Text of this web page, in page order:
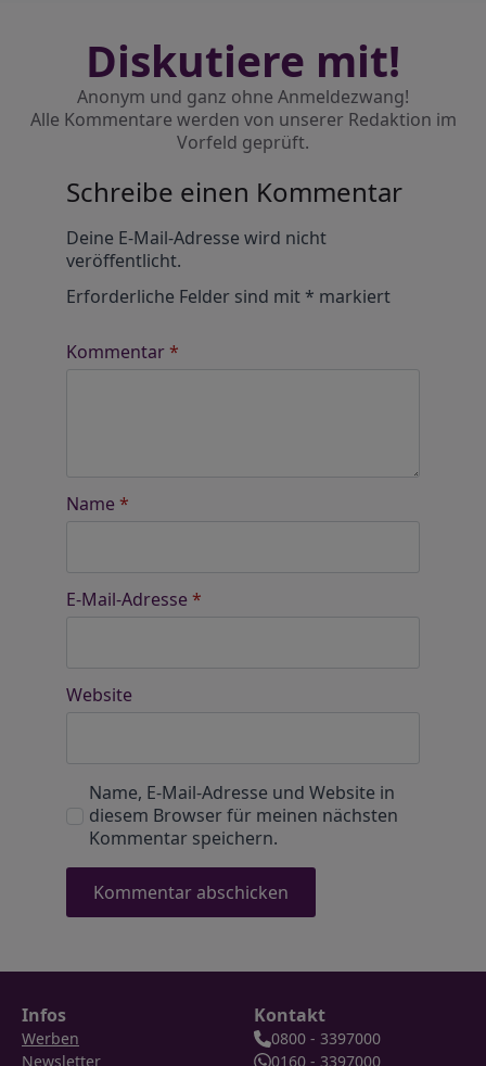
Diskutiere mit!
Anonym und ganz ohne Anmeldezwang!
Alle Kommentare werden von unserer Redaktion im
Vorfeld geprüft.
Schreibe einen Kommentar
Deine E-Mail-Adresse wird nicht
veröffentlicht.
Erforderliche Felder sind mit* markiert
Kommentar*
Name *
E-Mail-Adresse *
Website
Name, E-Mail-Adresse und Website in
diesem Browser für meinen nächsten
Kommentar speichern.
Infos
Werben
Newsletter
Kontakt
0800 - 3397000
0160 - 3397000